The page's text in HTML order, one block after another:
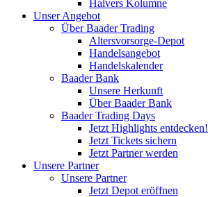
Halvers Kolumne
Unser Angebot
Über Baader Trading
Altersvorsorge-Depot
Handelsangebot
Handelskalender
Baader Bank
Unsere Herkunft
Über Baader Bank
Baader Trading Days
Jetzt Highlights entdecken!
Jetzt Tickets sichern
Jetzt Partner werden
Unsere Partner
Unsere Partner
Jetzt Depot eröffnen